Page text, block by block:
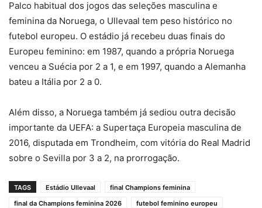
Palco habitual dos jogos das seleções masculina e
feminina da Noruega, o Ullevaal tem peso histórico no
futebol europeu. O estádio já recebeu duas finais do
Europeu feminino: em 1987, quando a própria Noruega
venceu a Suécia por 2 a 1, e em 1997, quando a Alemanha
bateu a Itália por 2 a 0.
Além disso, a Noruega também já sediou outra decisão
importante da UEFA: a Supertaça Europeia masculina de
2016, disputada em Trondheim, com vitória do Real Madrid
sobre o Sevilla por 3 a 2, na prorrogação.
TAGS Estádio Ullevaal
final Champions feminina
final da Champions feminina 2026
futebol feminino europeu